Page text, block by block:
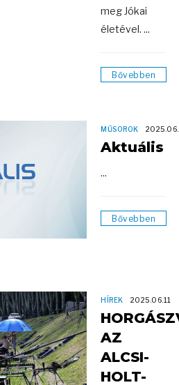
meg Jókai
életével. ...
Bővebben
MŰSOROK
Aktuális
...
Bővebben
HÍREK 2025.06.11
AZ
ALCSI-
HOLT-